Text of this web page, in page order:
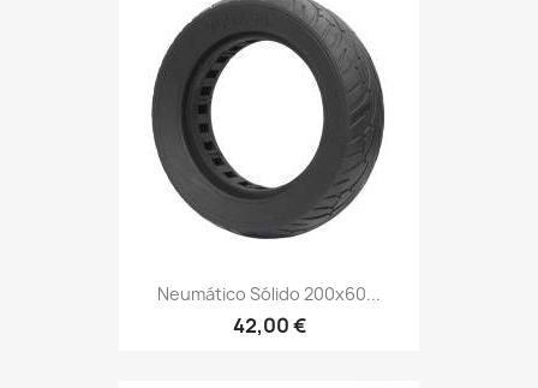
Neumático Sólido 200x60...
42,00 €